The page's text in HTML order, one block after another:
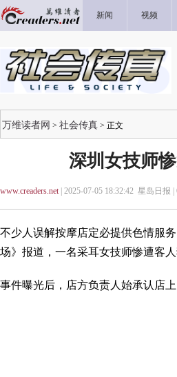
新闻 视频
万维读者网 > 社会传真 > 正文
深圳女技师
www.creaders.net| 2025-07-05 18:32:42 星岛日报 |
不少人误解按摩店定必提供色情服
场》报道，一名采耳女技师惨遭客
事件曝光后，店方负责人始承认店上